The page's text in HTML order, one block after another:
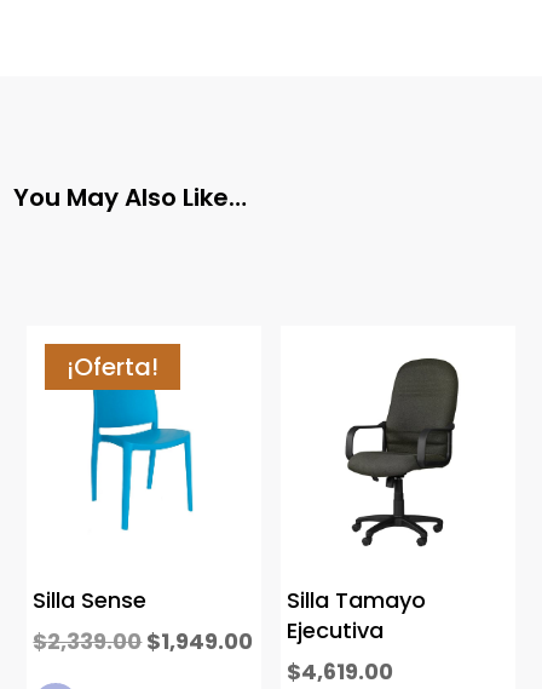
You May Also Like…
¡Oferta!
Silla Sense
$2,339.00$1,949.00
Silla Tamayo
Ejecutiva
$4,619.00